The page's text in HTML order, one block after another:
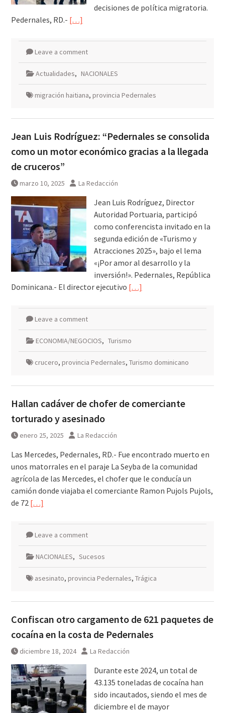
decisiones de política migratoria.
Pedernales, RD.- […]
Leave a comment
Actualidades, NACIONALES
migración haitiana, provincia Pedernales
Jean Luis Rodríguez: “Pedernales se consolida
como un motor económico gracias a la llegada
de cruceros”
marzo 10, 2025 La Redacción
Jean Luis Rodríguez, Director
Autoridad Portuaria, participó
como conferencista invitado en la
segunda edición de «Turismo y
Atracciones 2025», bajo el lema
«¡Por amor al desarrollo y la
inversión!». Pedernales, República
Dominicana.- El director ejecutivo […]
Leave a comment
ECONOMIA/NEGOCIOS, Turismo
crucero, provincia Pedernales, Turismo dominicano
Hallan cadáver de chofer de comerciante
torturado y asesinado
enero 25, 2025 La Redacción
Las Mercedes, Pedernales, RD.- Fue encontrado muerto en
unos matorrales en el paraje La Seyba de la comunidad
agrícola de las Mercedes, el chofer que le conducía un
camión donde viajaba el comerciante Ramon Pujols Pujols,
de 72 […]
Leave a comment
NACIONALES, Sucesos
asesinato, provincia Pedernales, Trágica
Confiscan otro cargamento de 621 paquetes de
cocaína en la costa de Pedernales
diciembre 18, 2024 La Redacción
Durante este 2024, un total de
43.135 toneladas de cocaína han
sido incautados, siendo el mes de
diciembre el de mayor